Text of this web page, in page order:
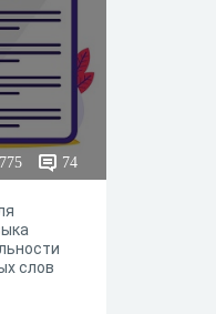
74
слов